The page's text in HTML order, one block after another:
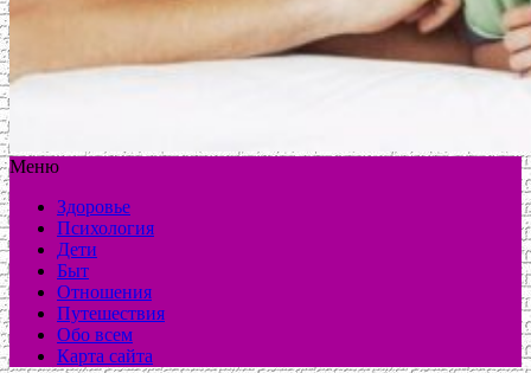
Меню
Здоровье
Психология
Дети
Быт
Отношения
Путешествия
Обо всем
Карта сайта